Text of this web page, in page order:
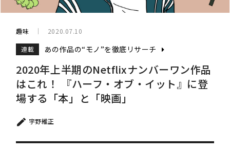
趣味 2020.07.10
連載 あの作品の“モノ”を徹底リサーチ
2020年上半期のNetflixナンバーワン作品
はこれ！ 『ハーフ・オブ・イット』に登
場する「本」と「映画」
宇野維正